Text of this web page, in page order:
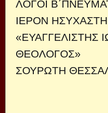
ΛΟΓΟΙ
ΙΕΡΟΝ
«ΕΥΑΓΓΕΛΙΣΤΗΣ
ΘΕΟΛΟΓΟΣ»
ΣΟΥΡΩΤΗ